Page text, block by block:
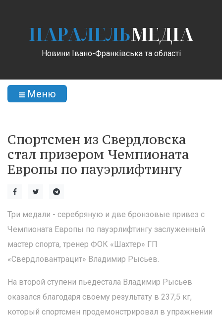
ПАРАЛЕЛЬМЕДІА
Новини Івано-Франківська та області
Меню
Спортсмен из Свердловска
стал призером Чемпионата
Европы по пауэрлифтингу
Три медали - серебряную и две бронзовые привез с
Чемпионата Европы по пауэрлифтингу заслуженный
мастер спорта, тренер ФОК «Шахтер» ГП
«Свердловантрацит» Владимир Рысьев.
На второй ступени пьедестала Владимир Рысьев
оказался благодаря своему результату в 237,5 кг,
который спортсмен продемонстрировал в упражнении